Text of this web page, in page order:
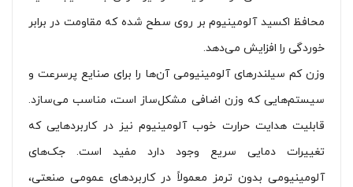
محافظ اکسید آلومینیوم بر روی سطح شده که مقاومت در برابر
خوردگی را افزایش می‌دهد.
وزن کم سیلندرهای آلومینیومی آن‌ها را برای صنایع پرسرعت و
سیستم‌هایی که وزن اضافی مشکل‌ساز است، مناسب می‌سازد.
قابلیت هدایت حرارت خوب آلومینیوم نیز در کاربردهایی که
تغییرات دمایی سریع وجود دارد مفید است. جک‌های
آلومینیومی بدون ترمز معمولاً در کاربردهای عمومی صنعتی،